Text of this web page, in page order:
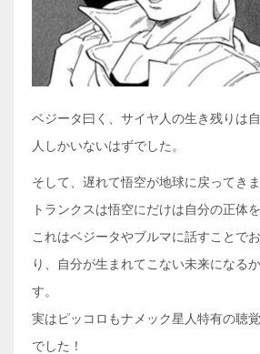
ベジータ曰く、サイヤ人の生き残りは
人しかいないはずでした。
そして、遅れて悟空が地球に戻ってきま
トランクスは悟空にだけは自分の正体を
これはベジータやブルマに話すことで
り、自分が生まれてこない未来になる
す。
実はピッコロもナメック星人特有の聴
でした！